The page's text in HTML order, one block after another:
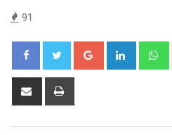
91
Google+ LinkedIn
Share